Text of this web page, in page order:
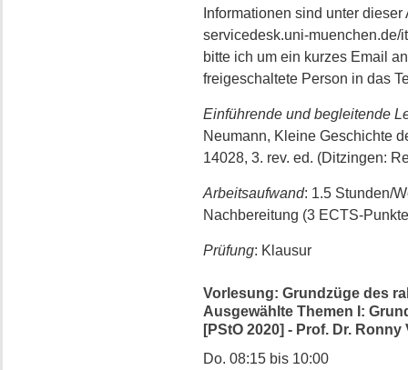
Informationen sind unter
servicedesk.uni-muenchen.de/
bitte ich um ein kurzes Email
freigeschaltete Person in das
Einführende und begleitende
Neumann, Kleine Geschichte
14028, 3. rev. ed. (Ditzingen:
Arbeitsaufwand: 1.5 Stunden/
Nachbereitung (3 ECTS-
Prüfung: Klausur
Vorlesung: Grundzüge des
Ausgewählte Themen I:
[PStO 2020] - Prof. Dr. Ronny
Do. 08:15 bis 10:00